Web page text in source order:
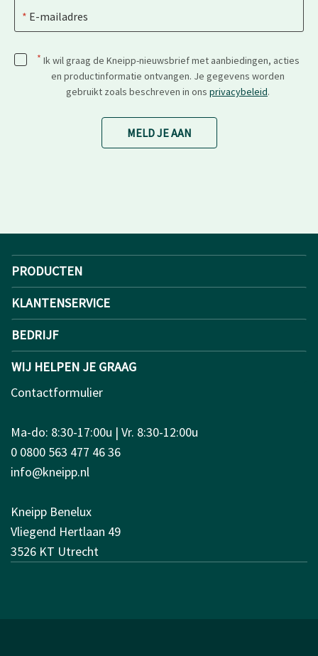
E-mailadres
* Ik wil graag de Kneipp-nieuwsbrief met aanbiedingen, acties
en productinformatie ontvangen. Je gegevens worden
gebruikt zoals beschreven in ons privacybeleid.
MELD JE AAN
PRODUCTEN
KLANTENSERVICE
BEDRIJF
WIJ HELPEN JE GRAAG
Contactformulier
Ma-do: 8:30-17:00u | Vr. 8:30-12:00u
0 0800 563 477 46 36
info@kneipp.nl
Kneipp Benelux
Vliegend Hertlaan 49
3526 KT Utrecht